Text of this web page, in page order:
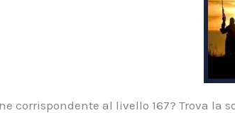
corrispondente al livello 167? Trova la